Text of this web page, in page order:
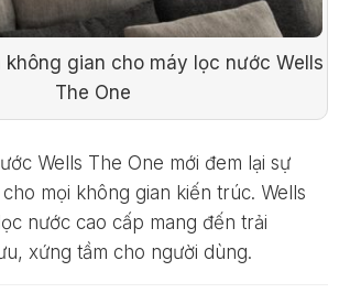
không gian cho máy lọc nước Wells
The One
Wells The One mới đem lại sự
mọi không gian kiến trúc. Wells
nước cao cấp mang đến trải
xứng tầm cho người dùng.